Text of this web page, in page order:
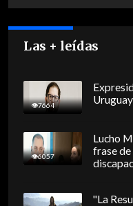
Las + leídas
7664
6057
Lucho
frase
"La